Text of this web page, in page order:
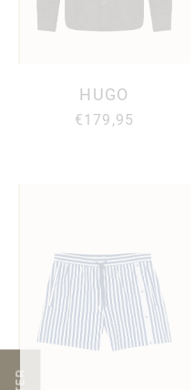
HUGO
€179,95